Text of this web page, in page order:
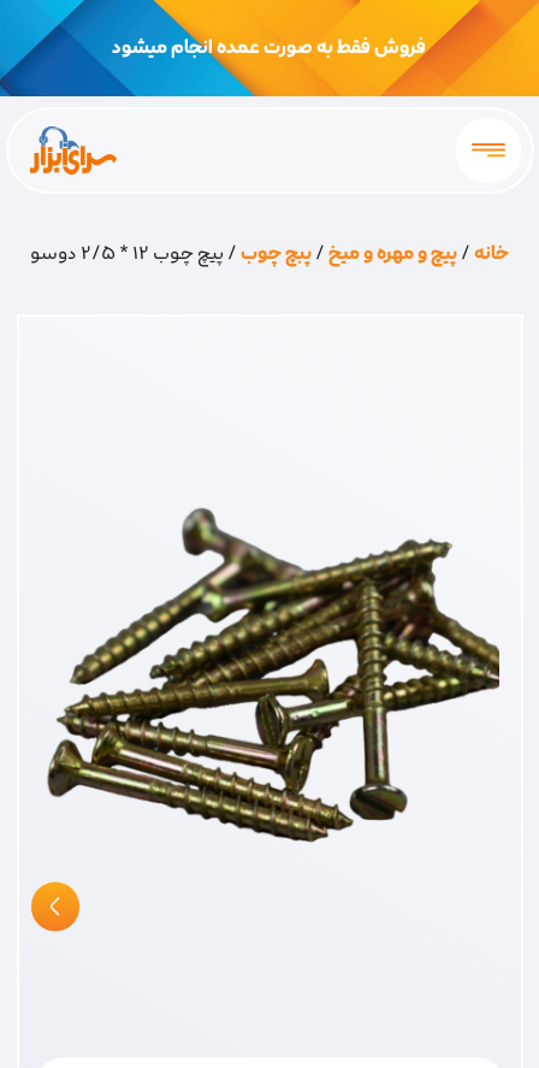
فروش فقط به صورت عمده انجام میشود
خانه/پیچ و مهره و میخ/پبچ چوب/ پیچ چوب 12 * 2/5 دوسو